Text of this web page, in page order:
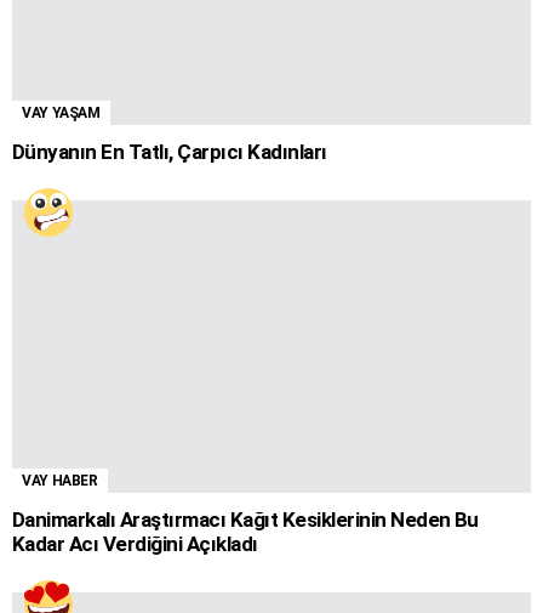
VAY YAŞAM
Dünyanın En Tatlı, Çarpıcı Kadınları
VAY HABER
Danimarkalı Araştırmacı Kağıt Kesiklerinin Neden Bu
Kadar Acı Verdiğini Açıkladı